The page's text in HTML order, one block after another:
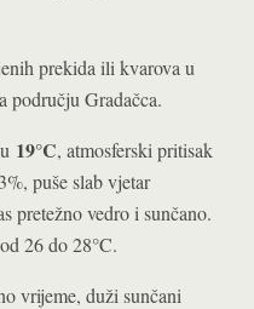
prekida ili kvarova u
području Gradačca.
19°C, atmosferski pritisak
puše slab vjetar
pretežno vedro i sunčano.
26 do 28°C.
vrijeme, duži sunčani